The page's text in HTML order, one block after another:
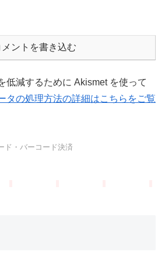
メントを書き込む
低減するために Akismet を使って
タの処理方法の詳細はこちらをご覧
ド・バーコード決済